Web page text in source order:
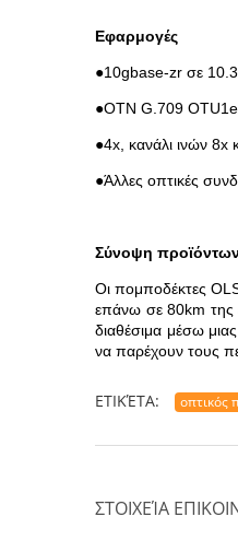
Εφαρμογές
●10gbase-zr σε
●OTN G.709
●4x, κανάλι ινών 8x
●Άλλες οπτικές
Σύνοψη
Οι πομποδέκτες
επάνω σε 80km της
διαθέσιμα μέσω
να παρέχουν τους
ΕΤΙΚΈΤΑ: οπτικός
ΣΤΟΙΧΕΊΑ